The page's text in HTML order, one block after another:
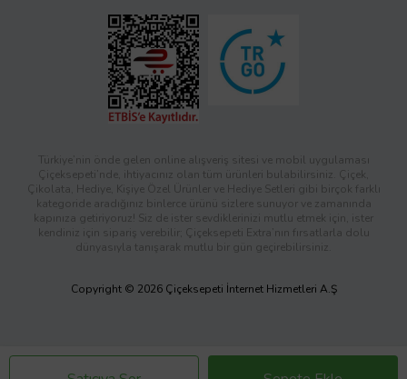
Türkiye’nin önde gelen online alışveriş sitesi ve mobil uygulaması
Çiçeksepeti’nde, ihtiyacınız olan tüm ürünleri bulabilirsiniz. Çiçek,
Çikolata, Hediye, Kişiye Özel Ürünler ve Hediye Setleri gibi birçok farklı
kategoride aradığınız binlerce ürünü sizlere sunuyor ve zamanında
kapınıza getiriyoruz! Siz de ister sevdiklerinizi mutlu etmek için, ister
kendiniz için sipariş verebilir; Çiçeksepeti Extra’nın fırsatlarla dolu
dünyasıyla tanışarak mutlu bir gün geçirebilirsiniz.
Copyright © 2026 Çiçeksepeti İnternet Hizmetleri A.Ş